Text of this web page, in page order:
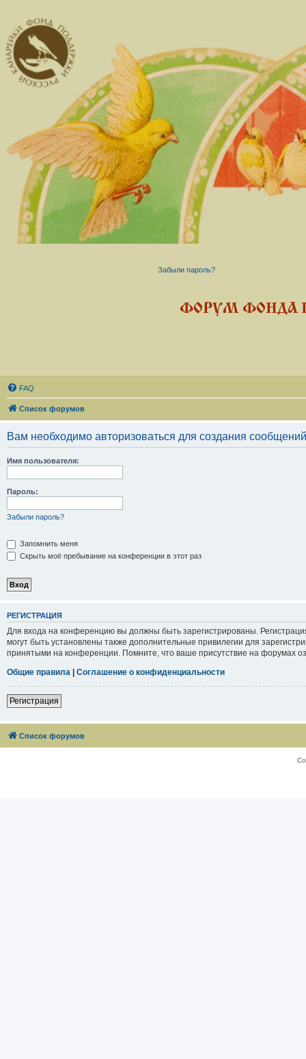
Забыли пароль?
ФОРУМ ФОНДА
FAQ
Список форумов
Вам необходимо авторизоваться для создания
Имя пользователя:
Пароль:
Забыли пароль?
Запомнить меня
Скрыть моё пребывание на конференции в этот раз
РЕГИСТРАЦИЯ
Для входа на конференцию вы должны быть зарегистрированы.
могут быть установлены также дополнительные привилегии для
принятыми на конференции. Помните, что ваше присутствие на форумах
Общие правила | Соглашение о конфиденциальности
Регистрация
Список форумов